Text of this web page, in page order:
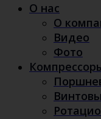
О нас
О
Видео
Фото